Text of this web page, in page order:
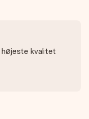
kvalitet